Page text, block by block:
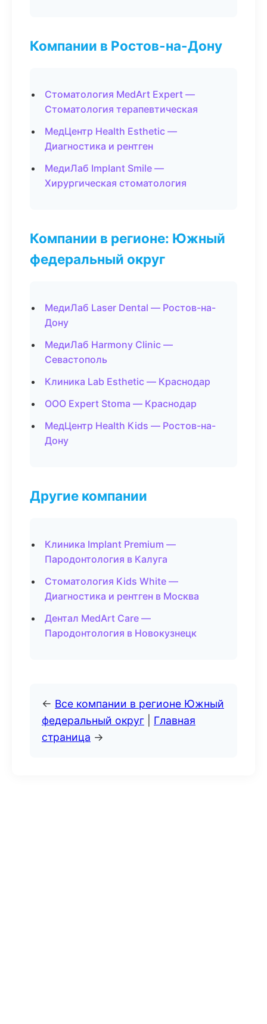
Компании в Ростов-на-Дону
Стоматология MedArt Expert —
Стоматология терапевтическая
МедЦентр Health Esthetic —
Диагностика и рентген
МедиЛаб Implant Smile —
Хирургическая стоматология
Компании в регионе: Южный
федеральный округ
МедиЛаб Laser Dental — Ростов-на-
Дону
МедиЛаб Harmony Clinic —
Севастополь
Клиника Lab Esthetic — Краснодар
ООО Expert Stoma — Краснодар
МедЦентр Health Kids — Ростов-на-
Дону
Другие компании
Клиника Implant Premium —
Пародонтология в Калуга
Стоматология Kids White —
Диагностика и рентген в Москва
Дентал MedArt Care —
Пародонтология в Новокузнецк
← Все компании в регионе Южный
федеральный округ
Главная
страница →